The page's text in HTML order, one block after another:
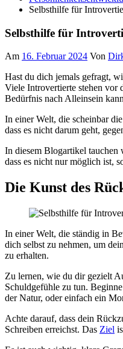
Selbsthilfe für
Selbsthilfe für
Am 16. Februar 2024 Von
Hast du dich jemals gefragt,
Viele Introvertierte stehen vor
Bedürfnis nach Alleinsein
In einer Welt, die scheinbar
dass es nicht darum geht,
In diesem Blogartikel tauchen
dass es nicht nur möglich ist,
Die Kunst des
In einer Welt, die ständig in
dich selbst zu nehmen, um
zu erhalten.
Zu lernen, wie du dir gezielt
Schuldgefühle zu tun.
der Natur, oder einfach ein
Achte darauf, dass dein
Schreiben erreichst. Das Ziel